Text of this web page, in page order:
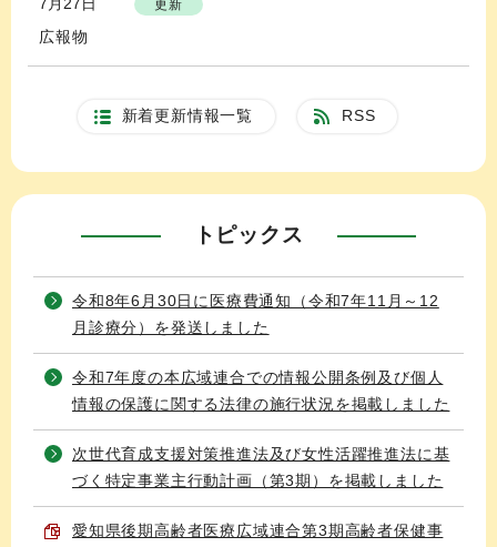
7月27日 更新
広報物
新着更新情報一覧 RSS
トピックス
令和8年6月30日に医療費通知（令和7年11月～12
月診療分）を発送しました
令和7年度の本広域連合での情報公開条例及び個人
情報の保護に関する法律の施行状況を掲載しました
次世代育成支援対策推進法及び女性活躍推進法に基
づく特定事業主行動計画（第3期）を掲載しました
愛知県後期高齢者医療広域連合第3期高齢者保健事